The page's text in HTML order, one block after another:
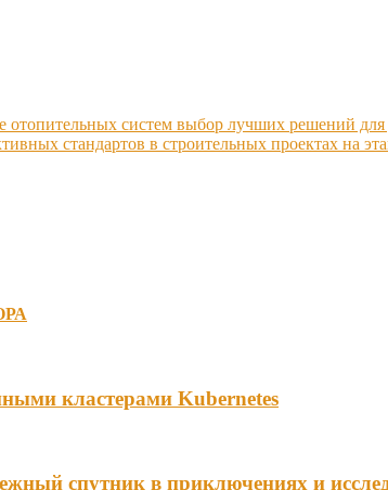
отопительных систем выбор лучших решений
стандартов в строительных проектах на
кластерами Kubernetes
спутник в приключениях и